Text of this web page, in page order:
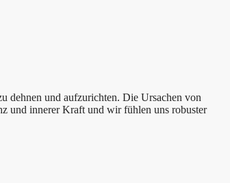
dehnen und aufzurichten. Die Ursachen von
und innerer Kraft und wir fühlen uns robuster